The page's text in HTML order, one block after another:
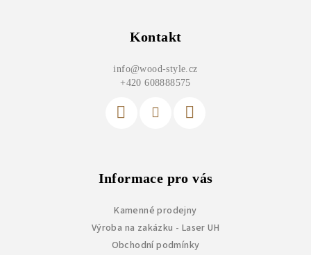
Kontakt
info@wood-style.cz
+420 608888575
Informace pro vás
Kamenné prodejny
Výroba na zakázku - Laser UH
Obchodní podmínky